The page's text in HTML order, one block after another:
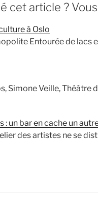
cet article ?
à Oslo
Entourée de lacs
Simone Veille, Théâtre
: un bar en cache un
des artistes ne se